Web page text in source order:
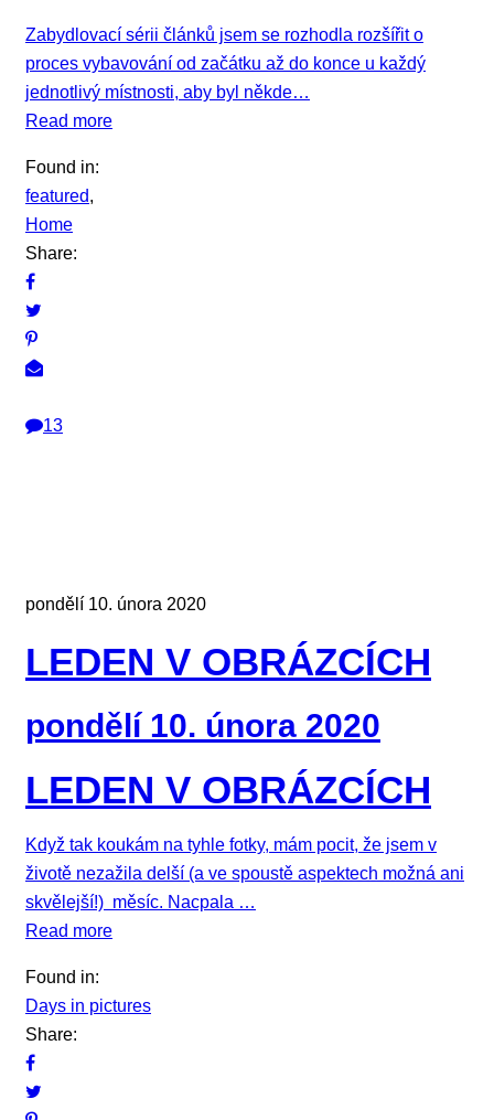
Zabydlovací sérii článků jsem se rozhodla rozšířit o
proces vybavování od začátku až do konce u každý
jednotlivý místnosti, aby byl někde…
Read more
Found in:
featured,
Home
Share:
13
pondělí 10. února 2020
LEDEN V OBRÁZCÍCH
pondělí 10. února 2020
LEDEN V OBRÁZCÍCH
Když tak koukám na tyhle fotky, mám pocit, že jsem v
životě nezažila delší (a ve spoustě aspektech možná ani
skvělejší!) měsíc. Nacpala …
Read more
Found in:
Days in pictures
Share: